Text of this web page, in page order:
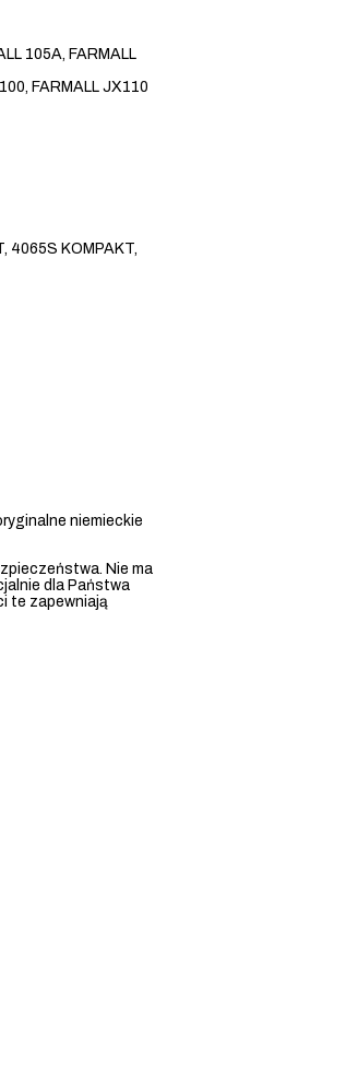
105A, FARMALL
FARMALL JX110
4065S KOMPAKT,
niemieckie
Nie ma
dla Państwa
te zapewniają